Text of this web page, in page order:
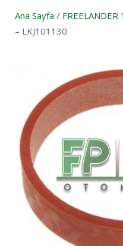
Ana Sayfa / FREELANDER 1
– LKJ101130